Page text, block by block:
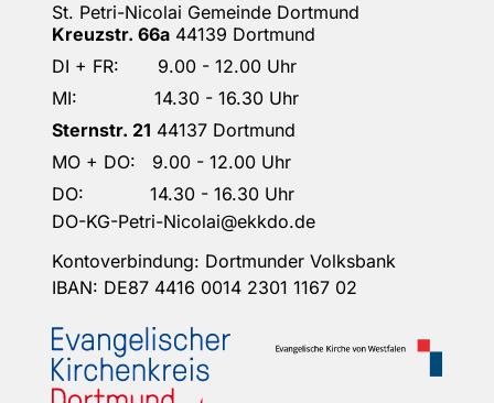
St. Petri-Nicolai Gemeinde Dortmund
Kreuzstr. 66a 44139 Dortmund
DI + FR: 9.00 - 12.00 Uhr
MI: 14.30 - 16.30 Uhr
Sternstr. 21 44137 Dortmund
MO + DO: 9.00 - 12.00 Uhr
DO: 14.30 - 16.30 Uhr
DO-KG-Petri-Nicolai@ekkdo.de
Kontoverbindung: Dortmunder Volksbank
IBAN: DE87 4416 0014 2301 1167 02